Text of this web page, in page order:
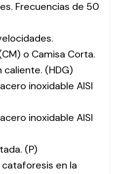
Frecuencias de 50
o Camisa Corta.
caliente. (HDG)
inoxidable AISI
inoxidable AISI
(P)
en la